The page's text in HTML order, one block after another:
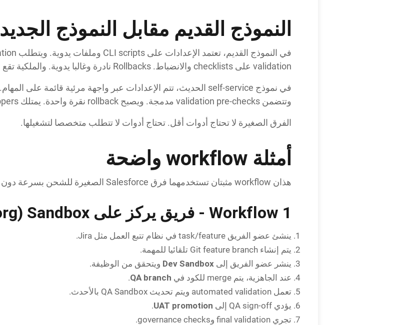
النموذج القديم مقابل النموذج الجديد
validation على checklists والانضباط. Rollbacks نادرة وغالبا يدوية. والملكية تقع عادة على مهندس DevOps مخصص.
وتتضمن validation pre-checks مدمجة. ويصبح rollback نقرة واحدة. يمتلك Developers وAdmins إصداراتهم مباشرة.
الفرق الصغيرة لا تحتاج أدوات أقل. تحتاج أدوات لا تتطلب متخصصا لتشغيلها.
أمثلة workflow واضحة
هذان workflow مثبتان تستخدمهما فرق Salesforce الصغيرة للشحن بسرعة دون overhead يدوي:
Workflow 1 - فريق يركز على Sandbox (org أصغر وأدوات مألوفة)
ينشئ عضو الفريق task/feature في نظام تتبع العمل مثل Jira.
يتم إنشاء Git feature branch تلقائيا للمهمة.
ينشر عضو الفريق إلى Dev Sandbox ويتحقق من الوظيفة.
عند الجاهزية، يتم merge للكود في
QA branch
.
تعمل automated validation ويتم تحديث QA Sandbox بالأحدث.
يؤدي QA sign-off إلى
UAT promotion
.
تجري final validation وgovernance checks.